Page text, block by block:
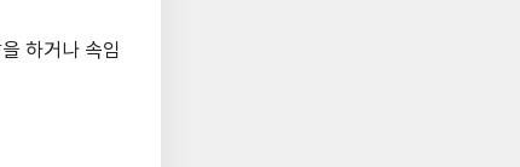
하거나 속임